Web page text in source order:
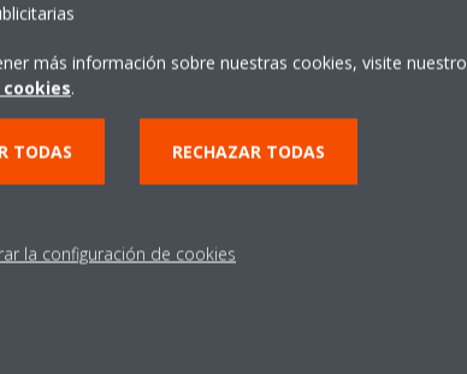
más información sobre nuestras cookies, visite nuestro
.
TODAS RECHAZAR TODAS
la configuración de cookies